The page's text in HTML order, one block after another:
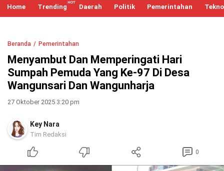
Home Trending Daerah Politik Pemerintahan Tekno
Beranda Pemerintahan
Menyambut Dan Memperingati Hari
Sumpah Pemuda Yang Ke-97 Di Desa
Wangunsari Dan Wangunharja
27 Oktober 2025 3:20 pm
Key Nara
Tim Redaksi
0